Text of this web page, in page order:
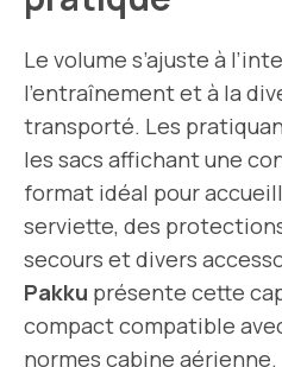
Le volume s’ajuste à
l’entraînement et à la
transporté. Les
les sacs affichant une
format idéal pour
serviette, des
secours et divers
Pakku présente cette
compact compatible
normes cabine aérienne.